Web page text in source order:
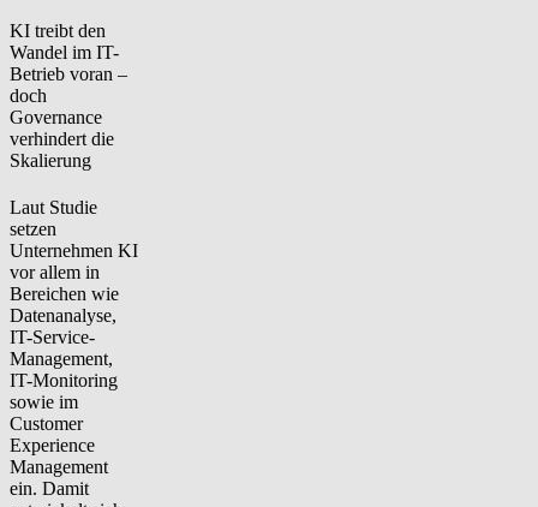
KI treibt den
Wandel im IT-
Betrieb voran –
doch
Governance
verhindert die
Skalierung
Laut Studie
setzen
Unternehmen KI
vor allem in
Bereichen wie
Datenanalyse,
IT-Service-
Management,
IT-Monitoring
sowie im
Customer
Experience
Management
ein. Damit